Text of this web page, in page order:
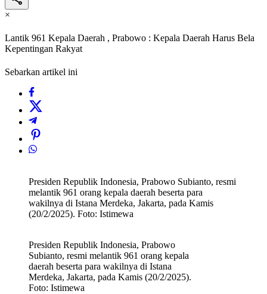
×
Lantik 961 Kepala Daerah , Prabowo : Kepala Daerah Harus Bela
Kepentingan Rakyat
Sebarkan artikel ini
Presiden Republik Indonesia, Prabowo Subianto, resmi
melantik 961 orang kepala daerah beserta para
wakilnya di Istana Merdeka, Jakarta, pada Kamis
(20/2/2025). Foto: Istimewa
Presiden Republik Indonesia, Prabowo
Subianto, resmi melantik 961 orang kepala
daerah beserta para wakilnya di Istana
Merdeka, Jakarta, pada Kamis (20/2/2025).
Foto: Istimewa